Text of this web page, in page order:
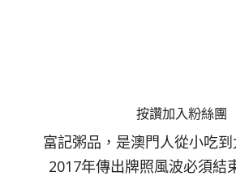
按讚加入粉絲團
富記粥品，是澳門人從小吃
2017年傳出牌照風波必須結